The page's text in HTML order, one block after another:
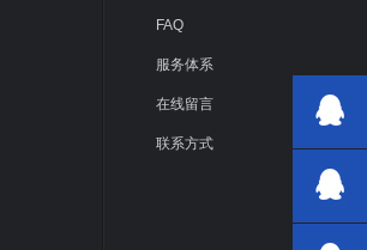
FAQ
服务体系
在线留言
联系方式